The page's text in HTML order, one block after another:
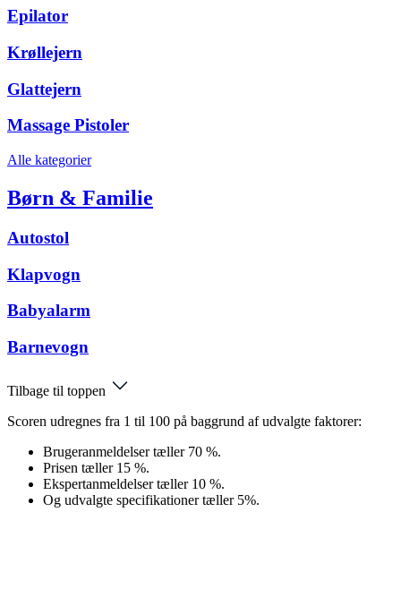
Epilator
Krøllejern
Glattejern
Massage Pistoler
Alle kategorier
Børn & Familie
Autostol
Klapvogn
Babyalarm
Barnevogn
Tilbage til toppen
Scoren udregnes fra 1 til 100 på baggrund af udvalgte faktorer:
Brugeranmeldelser tæller 70 %.
Prisen tæller 15 %.
Ekspertanmeldelser tæller 10 %.
Og udvalgte specifikationer tæller 5%.